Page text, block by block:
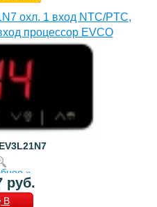
охл. 1 вход NTC/PTC,
процессор EVCO
EV3L21N7
»
руб.
В